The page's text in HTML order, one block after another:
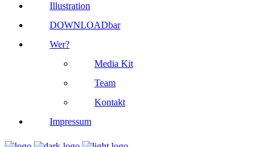
Illustration
DOWNLOADbar
Wer?
Media Kit
Team
Kontakt
Impressum